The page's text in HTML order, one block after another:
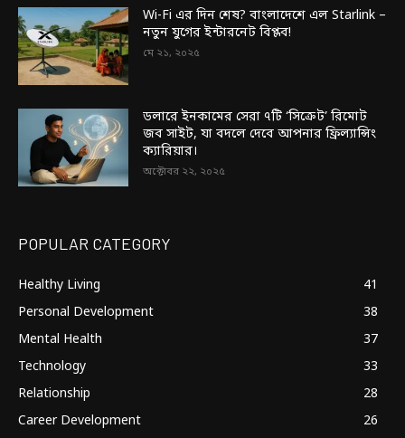
Wi-Fi এর দিন শেষ? বাংলাদেশে এল Starlink –
নতুন যুগের ইন্টারনেট বিপ্লব!
মে ২১, ২০২৫
ডলারে ইনকামের সেরা ৭টি ‘সিক্রেট’ রিমোট
জব সাইট, যা বদলে দেবে আপনার ফ্রিল্যান্সিং
ক্যারিয়ার।
অক্টোবর ২২, ২০২৫
POPULAR CATEGORY
Healthy Living
41
Personal Development
38
Mental Health
37
Technology
33
Relationship
28
Career Development
26